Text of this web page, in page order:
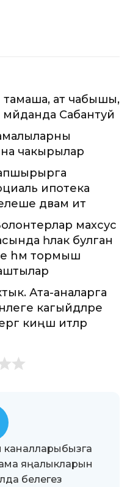
тамаша, ат чабышы,
мәйданда Сабантуй
чакырылар
ипотека
дәвам итә
махсус
һәлак булган
hәм тормыш
Ата-аналарга
кагыйдәләре
киңәш итәләр
яңалыкларын
белегез